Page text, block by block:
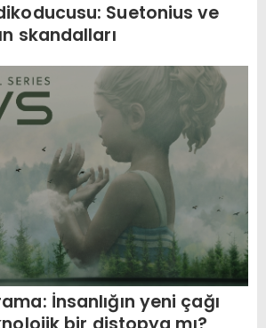
Suetonius ve
skandalları
İnsanlığın yeni çağı